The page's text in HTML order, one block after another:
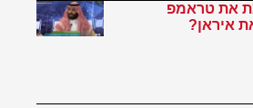
את טראמפ
איראן?